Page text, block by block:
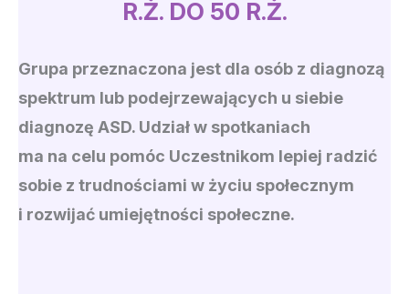
R.Ż. DO 50 R.Ż.
Grupa przeznaczona jest dla osób z diagnozą
spektrum lub podejrzewających u siebie
diagnozę ASD. Udział w spotkaniach
ma na celu pomóc Uczestnikom lepiej radzić
sobie z trudnościami w życiu społecznym
i rozwijać umiejętności społeczne.